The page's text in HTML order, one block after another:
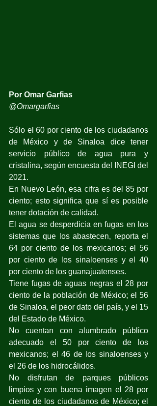
Por Omar Garfias
@Omargarfias
Sólo el 60 por ciento de los ciudadanos
de México y de Sinaloa dice tener
servicio público de agua pura y
cristalina, según encuesta del INEGI del
2021.
En Nuevo León, esa cifra es del 85 por
ciento; esto significa que sí es posible
tener dotación de calidad.
El agua se desperdicia en fugas en los
sistemas que los abastecen, reporta el
64 por ciento de los mexicanos; el 56
por ciento de los sinaloenses y el 40
por ciento de los guanajuatenses.
Tiene fugas de aguas negras el 28 por
ciento de la población de México; el 56
de Sinaloa, el peor dato del país, y el 15
del Estado de México.
No cuentan con alumbrado público
adecuado el 50 por ciento de los
mexicanos; el 46 de los sinaloenses y
el 26 de los hidrocálidos.
No disfrutan de parques públicos
limpios y con buena imagen el 28 por
ciento de los ciudadanos de México; el